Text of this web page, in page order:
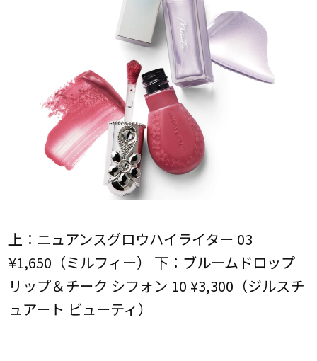
上：ニュアンスグロウハイライター 03
¥1,650（ミルフィー） 下：ブルームドロップ
リップ＆チーク シフォン 10 ¥3,300（ジルスチ
ュアート ビューティ）